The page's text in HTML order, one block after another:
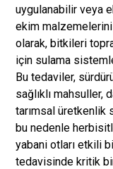
uygulanabilir veya
ekim
olarak, bitkileri
için sulama
Bu tedaviler,
sağlıklı
tarımsal üretkenlik
bu nedenle
yabani otları etkili
tedavisinde kritik